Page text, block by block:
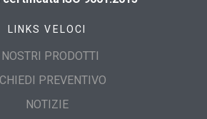
LINKS VELOCI
I NOSTRI PRODOTTI
PREVENTIVO
NOTIZIE